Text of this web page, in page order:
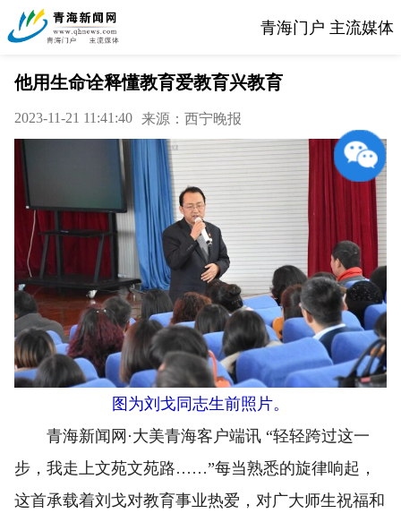
青海门户 主流媒体
他用生命诠释懂教育爱教育兴教育
2023-11-21 11:41:40 来源：西宁晚报
图为刘戈同志生前照片。
青海新闻网·大美青海客户端讯 “轻轻跨过这一
步，我走上文苑文苑路……”每当熟悉的旋律响起，
这首承载着刘戈对教育事业热爱，对广大师生祝福和